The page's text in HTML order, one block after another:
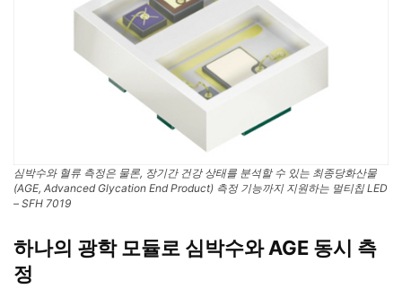
심박수와 혈류 측정은 물론, 장기간 건강 상태를 분석할 수 있는 최종당화산물
(AGE, Advanced Glycation End Product) 측정 기능까지 지원하는 멀티칩 LED
– SFH 7019
하나의 광학 모듈로 심박수와 AGE 동시 측
정